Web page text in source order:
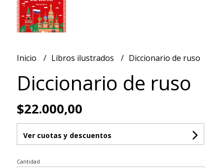
Inicio Libros ilustrados Diccionario de ruso
Diccionario de ruso
$22.000,00
Ver cuotas y descuentos
Cantidad